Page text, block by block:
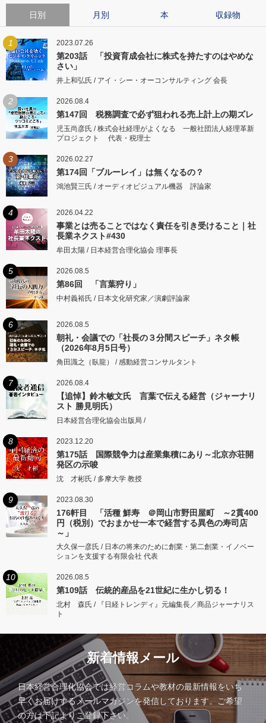
日別 月別 本 収録物
1 2023.07.26
第203話 「投資育成会社に株式を持たすのはやめな
さい」
井上和弘氏 / アイ・シー・オーコンサルティング 会長
2 2026.08.4
第147回 税務調査で必ず狙われる売上計上の期ズレ
児玉尚彦氏 / 株式会社経理がよくなる 一般社団法人経理革新
プロジェクト 代表・税理士
3 2026.02.27
第174回「ブルーレイ」は無くなるの？
鴻池賢三氏 / オーディオビジュアル機器 評論家
4 2026.04.22
事業とは売ることではなく責任を引き受けること｜社
長業ネクスト#430
牟田太陽 / 日本経営合理化協会 理事長
5 2026.08.5
第86回 「言葉狩り」
中村義裕氏 / 日本文化研究家／演劇評論家
6 2026.08.5
朝礼・会議での「社長の３分間スピーチ」ネタ帳
（2026年8月5日号）
角田識之（臥龍） / 感動経営コンサルタント
7 2026.08.4
【追悼】鈴木敏文氏 言葉で伝える経営（ジャーナリ
スト 勝見明氏）
日本経営合理化協会出版局 /
8 2023.12.20
第175話 国際競争力は産業集積にあり～北京亦荘開
発区の示唆
沈 才彬氏 / 多摩大学 教授
9 2023.08.30
176軒目 「活種 鮮寿 ＠岡山市野田屋町 ～2貫400
円（税別）でおまかせ一本で経営する異色の寿司店
～」
大久保一彦氏 / 日本の将来のために創業・第二創業・イノベー
ションを支援する有限会社 代表
10 2026.08.5
第109話 伝統的産品を21世紀に生かし切る！
北村 森氏 / 『日経トレンディ』元編集長／商品ジャーナリス
ト
新着情報メール
日本経営合理化協会では経営コラムや教材の最新情報をいち
早くお届けするメールマガジンを発信しております。ご希望
の方は下記よりご登録下さい。